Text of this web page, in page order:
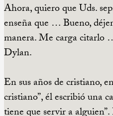
Ahora, quiero que Uds.
enseña que … Bueno,
manera. Me carga citarlo
Dylan.
En sus años de cristiano,
cristiano”, él escribió una